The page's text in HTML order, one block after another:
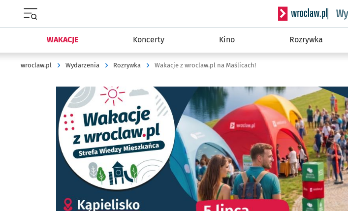
Serwis
WAKACJE Koncerty Kino Rozrywka
wroclaw.pl Wydarzenia Rozrywka Wakacje z wroclaw.pl na Maślicach!
Kliknij, aby powiększyć